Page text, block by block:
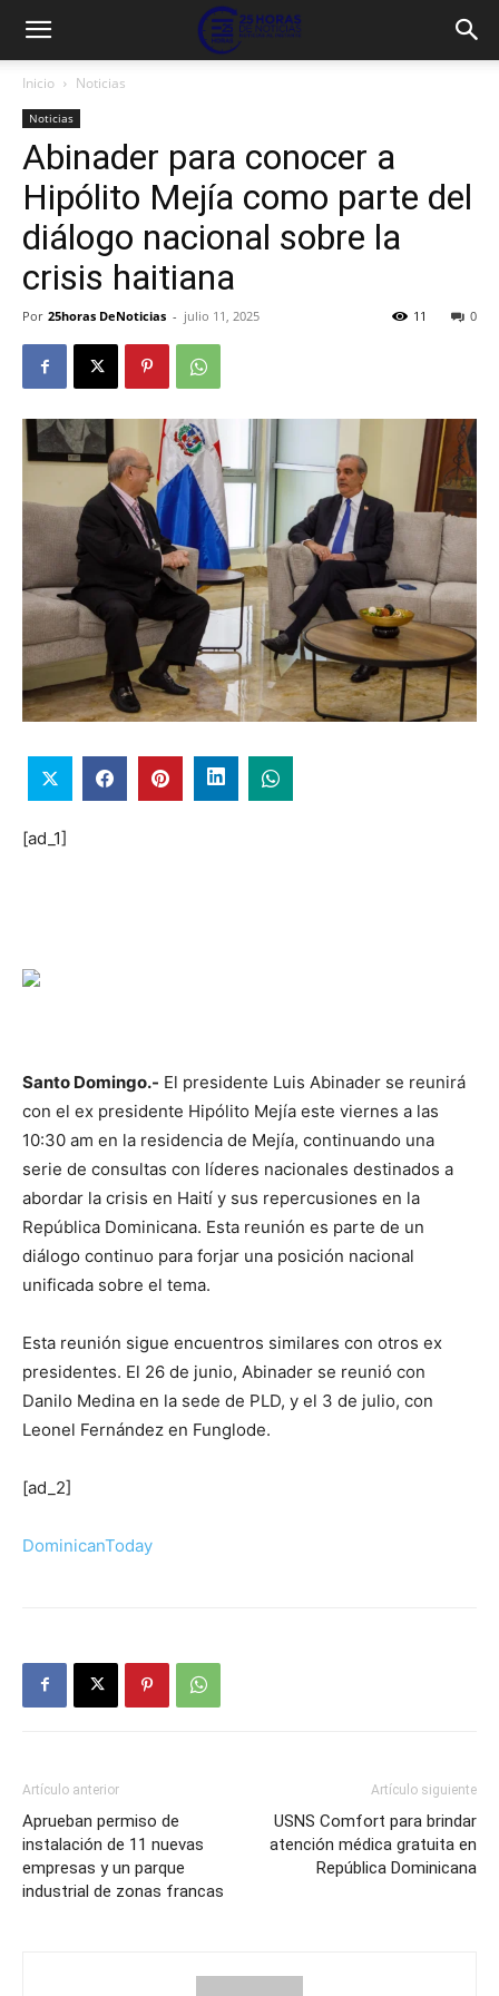
Inicio Noticias
Noticias
Abinader para conocer a
Hipólito Mejía como parte del
diálogo nacional sobre la
crisis haitiana
Por 25horas DeNoticias - julio 11, 2025 0
11
[ad_1]
Santo Domingo.- El presidente Luis Abinader se reunirá
con el ex presidente Hipólito Mejía este viernes a las
10:30 am en la residencia de Mejía, continuando una
serie de consultas con líderes nacionales destinados a
abordar la crisis en Haití y sus repercusiones en la
República Dominicana. Esta reunión es parte de un
diálogo continuo para forjar una posición nacional
unificada sobre el tema.
Esta reunión sigue encuentros similares con otros ex
presidentes. El 26 de junio, Abinader se reunió con
Danilo Medina en la sede de PLD, y el 3 de julio, con
Leonel Fernández en Funglode.
[ad_2]
DominicanToday
Artículo anterior
Aprueban permiso de
instalación de 11 nuevas
empresas y un parque
industrial de zonas francas
Artículo siguiente
USNS Comfort para brindar
atención médica gratuita en
República Dominicana